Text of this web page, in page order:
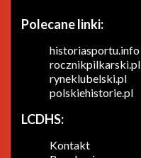
Polecane linki:
historiasportu.info
rocznikpilkarski.pl
ryneklubelski.pl
polskiehistorie.pl
LCDHS:
Kontakt